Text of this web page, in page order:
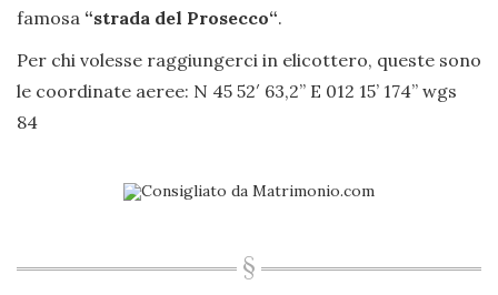
famosa “strada del Prosecco“.
Per chi volesse raggiungerci in elicottero, queste sono
le coordinate aeree: N 45 52′ 63,2” E 012 15’ 174’’ wgs
84